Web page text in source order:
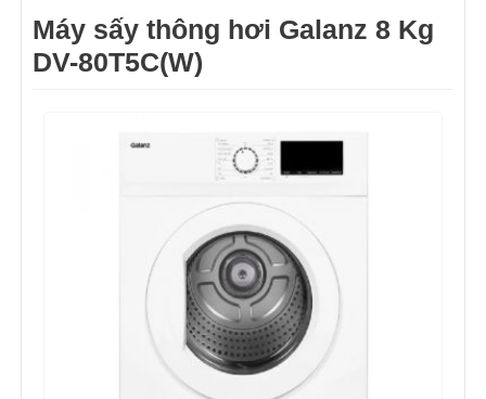
Máy sấy thông hơi Galanz 8 Kg
DV-80T5C(W)